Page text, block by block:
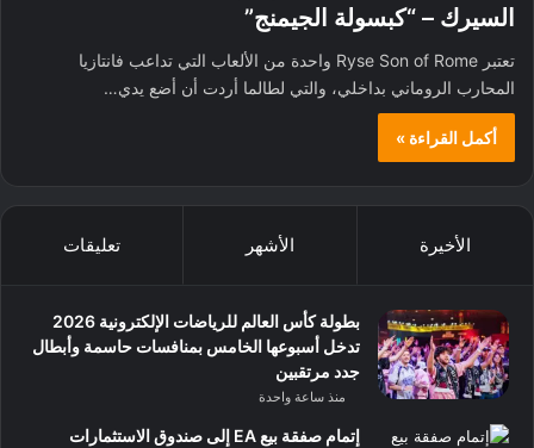
السيرك – “كبسولة الجيمنج”
تعتبر Ryse Son of Rome واحدة من الألعاب التي تداعب فانتازيا
المحارب الروماني بداخلي، والتي لطالما أردت أن أضع يدي…
أكمل القراءة »
الأخيرة الأشهر تعليقات
بطولة كأس العالم للرياضات الإلكترونية 2026
تدخل أسبوعها الخامس بمنافسات حاسمة وأبطال
جدد مرتقبين
منذ ساعة واحدة
إتمام صفقة بيع EA إلى صندوق الاستثمارات